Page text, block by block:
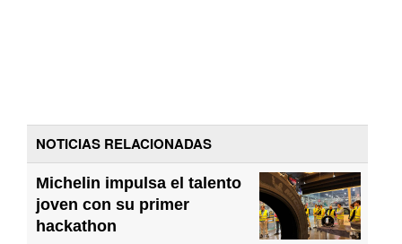
NOTICIAS RELACIONADAS
Michelin impulsa el talento
joven con su primer
hackathon